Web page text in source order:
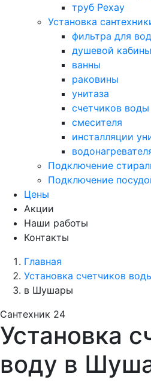
труб Рехау
Установка
фильтра для
душевой кабины
ванны
раковины
унитаза
счетчиков воды
смесителя
инсталляции
Подключение
Подключение
Цены
Акции
Наши работы
Контакты
Главная
Установка счетчиков
в Шушары
Сантехник 24
Установка
воду в